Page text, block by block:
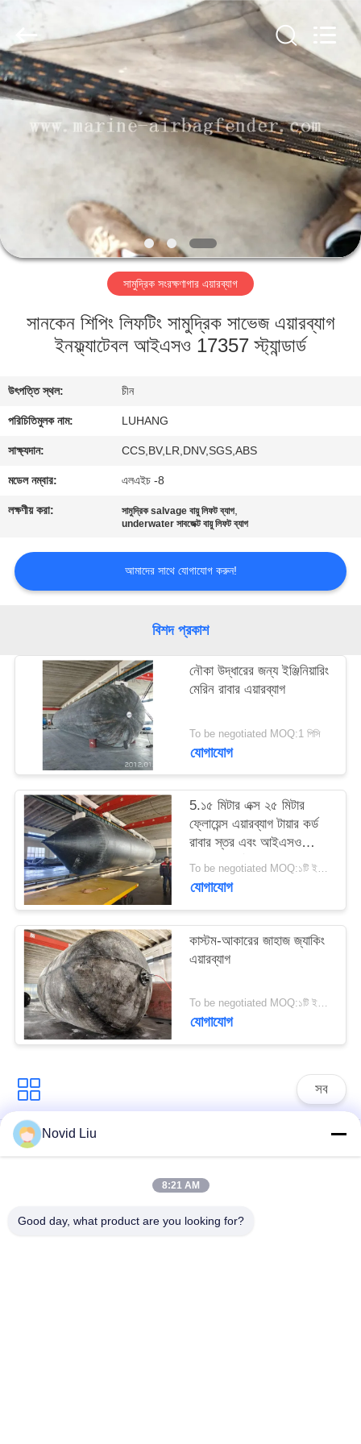
বাড়ি
পণ্য
কারখানা
আমাদের
সাথে
যোগাযোগ
উদ্ধৃতি
অনুরোধ
সাইট
PRIVACY
POLICY
Co.,
Ltd.
All
Rights
Reserved.
সামুদ্রিক সংরক্ষণাগার এয়ারব্যাগ
সানকেন শিপিং লিফটিং সামুদ্রিক সাভেজ এয়ারব্যাগ
ইনফ্ল্যাটেবল আইএসও 17357 স্ট্যান্ডার্ড
উৎপত্তি স্থল: চীন
পরিচিতিমুলক নাম: LUHANG
সাক্ষ্যদান: CCS,BV,LR,DNV,SGS,ABS
মডেল নম্বার: এলএইচ -8
লক্ষণীয় করা: সামুদ্রিক salvage বায়ু লিফট ব্যাগ,
underwater সাবজেক্ট বায়ু লিফট ব্যাগ
আমাদের সাথে যোগাযোগ করুন!
বিশদ প্রকাশ
নৌকা উদ্ধারের জন্য ইঞ্জিনিয়ারিং
মেরিন রাবার এয়ারব্যাগ
To be negotiated MOQ:1 পিসি
যোগাযোগ
5.১৫ মিটার এক্স ২৫ মিটার
ফ্লোয়েন্স এয়ারব্যাগ টায়ার কর্ড
রাবার স্তর এবং আইএসও
১৪৪০৯ সার্টিফিকেট সহ
To be negotiated MOQ:১টি ইউনিট
যোগাযোগ
কাস্টম-আকারের জাহাজ জ্যাকিং
এয়ারব্যাগ
To be negotiated MOQ:১টি ইউনিট
যোগাযোগ
সব
বায়ুসংক্রান্ত মেরিন ফেন্ডার
ফেন্ডার
Fenders
সামুদ্রিক রাবার এয়ারব্যাগ
Novid Liu
8:21 AM
Good day, what product are you looking for?